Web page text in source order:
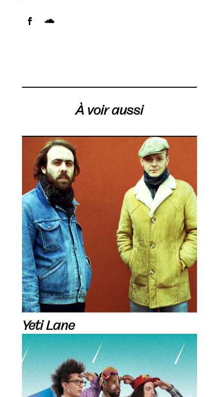
À voir aussi
Yeti Lane